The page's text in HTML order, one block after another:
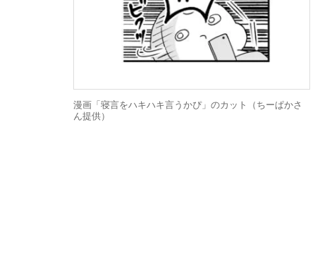
漫画「寝言をハキハキ言うかぴ」のカット（ちーぱかさ
ん提供）